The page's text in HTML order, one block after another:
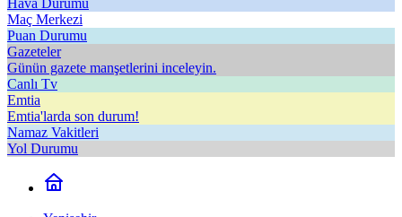
Hava Durumu
Maç Merkezi
Puan Durumu
Gazeteler
Günün gazete manşetlerini inceleyin.
Canlı Tv
Emtia
Emtia'larda son durum!
Namaz Vakitleri
Yol Durumu